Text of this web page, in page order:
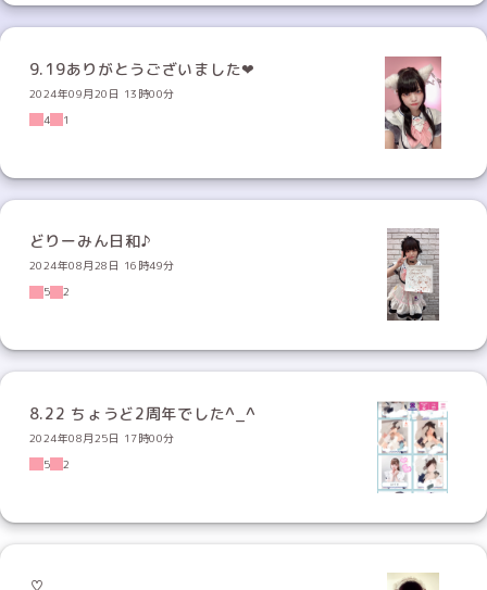
9.19ありがとうございました❤︎
2024年09月20日 13時00分
4
1
どりーみん日和♪
2024年08月28日 16時49分
5
2
8.22 ちょうど2周年でした^_^
2024年08月25日 17時00分
5
2
♡